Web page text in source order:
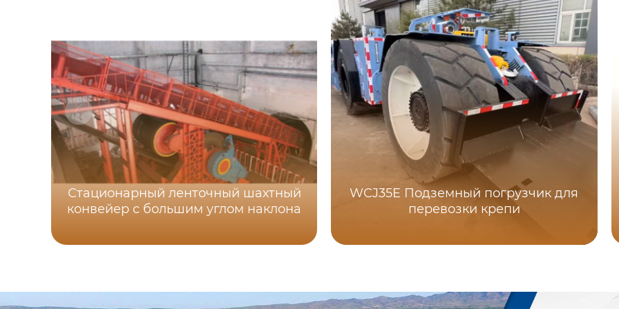
Стационарный ленточный шахтный
конвейер с большим углом наклона
WCJ35E Подземный погрузчик для
перевозки крепи